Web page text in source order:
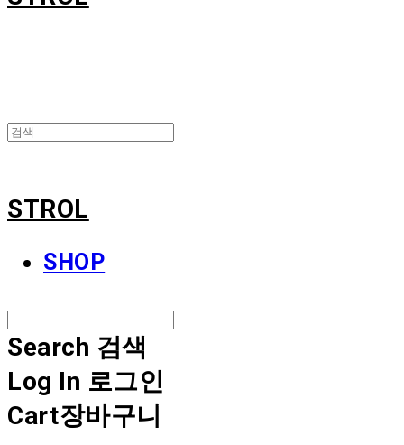
STROL
SHOP
Search 검색
Log In 로그인
Cart장바구니